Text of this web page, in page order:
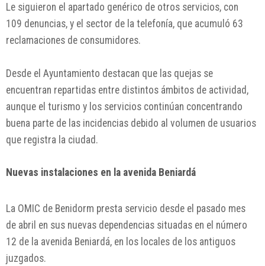
Le siguieron el apartado genérico de otros servicios, con
109 denuncias, y el sector de la telefonía, que acumuló 63
reclamaciones de consumidores.
Desde el Ayuntamiento destacan que las quejas se
encuentran repartidas entre distintos ámbitos de actividad,
aunque el turismo y los servicios continúan concentrando
buena parte de las incidencias debido al volumen de usuarios
que registra la ciudad.
Nuevas instalaciones en la avenida Beniardá
La OMIC de Benidorm presta servicio desde el pasado mes
de abril en sus nuevas dependencias situadas en el número
12 de la avenida Beniardá, en los locales de los antiguos
juzgados.